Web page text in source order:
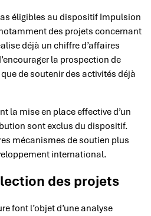
éligibles au dispositif Impulsion
des projets concernant
déjà un chiffre d’affaires
la prospection de
de soutenir des activités déjà
la mise en place effective d’un
sont exclus du dispositif.
mécanismes de soutien plus
international.
des projets
font l’objet d’une analyse